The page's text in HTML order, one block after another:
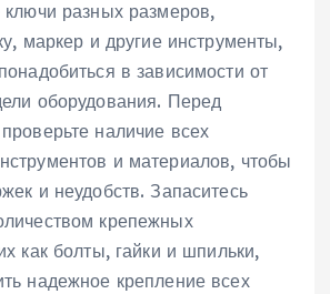
ключи разных размеров‚
маркер и другие инструменты‚
в зависимости от
оборудования. Перед
наличие всех
и материалов‚ чтобы
и неудобств. Запаситесь
крепежных
как болты‚ гайки и шпильки‚
надежное крепление всех